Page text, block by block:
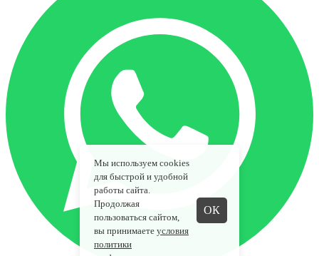
Мы используем cookies
для быстрой и удобной
работы сайта.
Продолжая
пользоваться сайтом,
вы принимаете условия
политики
ОК